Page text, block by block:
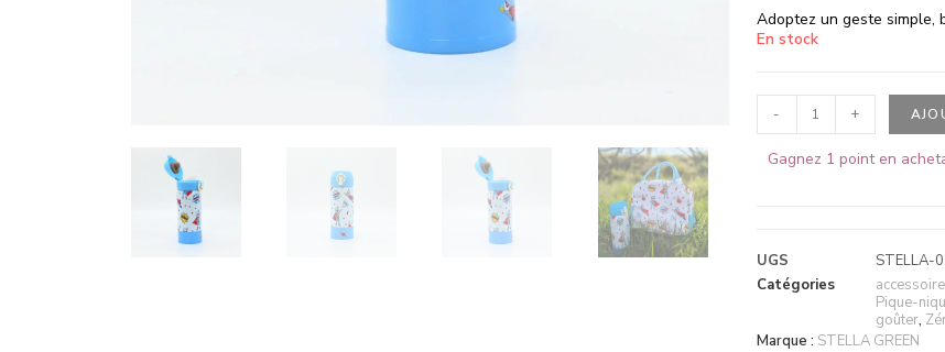
Adoptez un geste simple,
En stock
- +
Gagnez 1 point en
UGS
STELLA-
Catégories
Pique-
goûter,
Marque : STELLA GREEN